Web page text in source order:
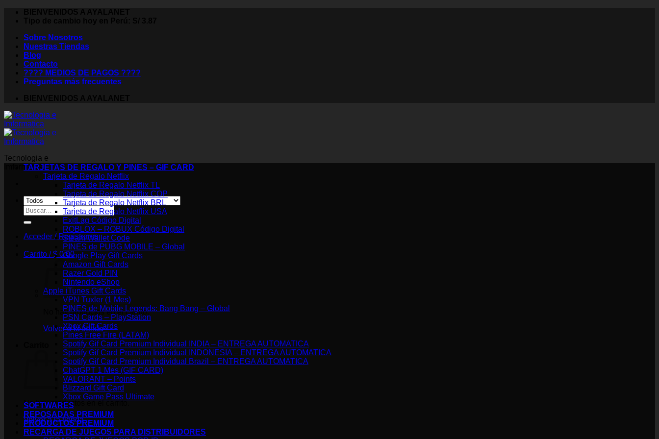
Sobre Nosotros
Nuestras Tiendas
Blog
Contacto
???? MEDIOS DE PAGOS ????
Preguntas más frecuentes
Tecnologia e
Imformatica
Buscar
por:
Acceder / Registrarse
Carrito /$ 0.00
No hay productos en el carrito.
Volver a la tienda
No hay productos en el carrito.
Volver a la tienda
TARJETAS DE REGALO Y PINES – GIF CARD
Tarjeta de Regalo Netflix
Tarjeta de Regalo Netflix TL
Tarjeta de Regalo Netflix COP
Tarjeta de Regalo Netflix BRL
Tarjeta de Regalo Netflix USA
ExitLag Código Digital
ROBLOX – ROBUX Código Digital
Steam Wallet Code
PINES de PUBG MOBILE – Global
Google Play Gift Cards
Amazon Gift Cards
Razer Gold PIN
Nintendo eShop
Apple iTunes Gift Cards
VPN Tuxler (1 Mes)
PINES de Mobile Legends: Bang Bang – Global
PSN Cards – PlayStation
Xbox Gift Cards
Pines Free Fire (LATAM)
Spotify Gif Card Premium Individual INDIA – ENTREGA AUTOMATICA
Spotify Gif Card Premium Individual INDONESIA – ENTREGA AUTOMATICA
Spotify Gif Card Premium Individual Brazil – ENTREGA AUTOMATICA
ChatGPT 1 Mes (GIF CARD)
VALORANT – Points
Blizzard Gift Card
Xbox Game Pass Ultimate
SOFTWARES
REPOSADAS PREMIUM
PRODUCTOS PREMIUM
RECARGA DE JUEGOS PARA DISTRIBUIDORES